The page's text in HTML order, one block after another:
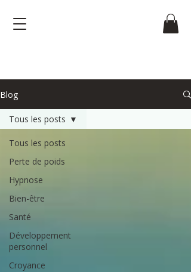
Blog
Tous les posts
Perte de poids
Hypnose
Bien-être
Santé
Développement
personnel
Croyance
Tous les posts